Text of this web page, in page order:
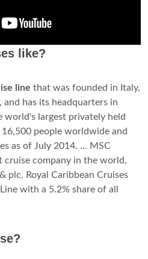
like?
line that was founded in Italy,
has its headquarters in
world's largest privately held
people worldwide and
as of July 2014. ... MSC
cruise company in the world,
plc, Royal Caribbean Cruises
with a 5.2% share of all